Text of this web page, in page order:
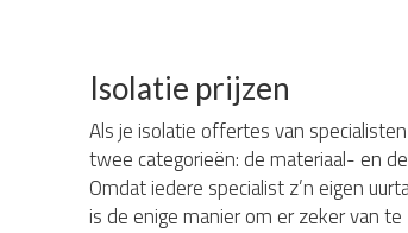
Isolatie prijzen
Als je isolatie offertes van
twee categorieën: de materiaal- en
Omdat iedere specialist z’n eigen
is de enige manier om er zeker van